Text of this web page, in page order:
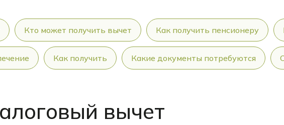
Кто может получить вычет Как получить пенсионеру
Как получить Какие документы потребуются
вычет